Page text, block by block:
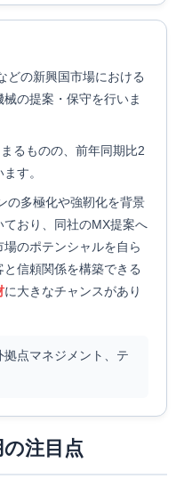
どの新興国市場における
の提案・保守を行いま
るものの、前年同期比2
す。
の多極化や強靭化を背景
おり、同社のMX提案へ
のポテンシャルを自ら
信頼関係を構築できる
に大きなチャンスがあり
点マネジメント、テ
注目点